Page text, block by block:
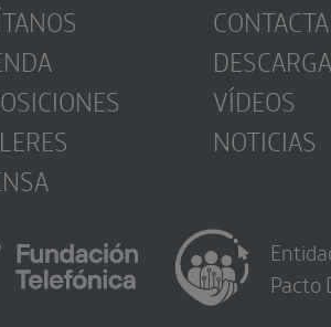
CONTACTA
VÍDEOS
NOTICIAS
Pacto